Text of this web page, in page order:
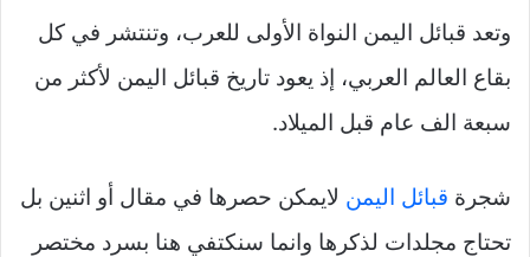
وتعد قبائل اليمن النواة الأولى للعرب، وتنتشر في كل
بقاع العالم العربي، إذ يعود تاريخ قبائل اليمن لأكثر من
سبعة الف عام قبل الميلاد.
شجرة قبائل اليمن لايمكن حصرها في مقال أو اثنين بل
تحتاج مجلدات لذكرها وانما سنكتفي هنا بسرد مختصر